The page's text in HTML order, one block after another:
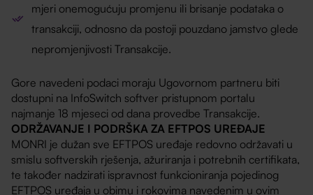
mjeri onemogućuju promjenu ili brisanje podataka o
transakciji, odnosno da postoji pouzdano jamstvo glede
nepromjenjivosti Transakcije.
Gore navedeni podaci moraju Ugovornom partneru biti
dostupni na InfoSwitch softver pristupnom portalu
najmanje 18 mjeseci od dana provedbe Transakcije.
ODRŽAVANJE I PODRŠKA ZA EFTPOS UREĐAJE
MONRI je dužan sve EFTPOS uređaje redovno održavati u
smislu softverskih rješenja, ažuriranja i potrebnih certifikata,
te također nadzirati ispravnost funkcioniranja pojedinog
EFTPOS uređaja u obimu i rokovima navedenim u ovim